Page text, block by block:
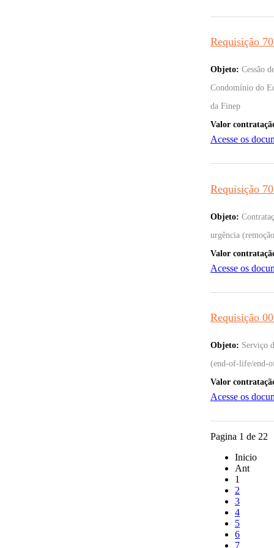
Requisição
Objeto: Cessão
Condomínio do
da Finep
Valor
Acesse os
Requisição
Objeto:
urgência
Valor
Acesse os
Requisição
Objeto: Serviço
(end-of-life/end-
Valor
Acesse os
Pagina 1 de 22
Inicio
Ant
1
2
3
4
5
6
7